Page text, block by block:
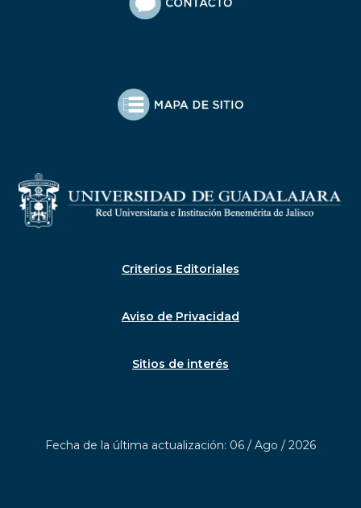
Criterios Editoriales
Aviso de Privacidad
Sitios de interés
Fecha de la última actualización: 06 / Ago / 2026